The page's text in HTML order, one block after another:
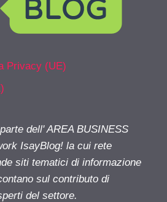
Privacy (UE)
dell' AREA BUSINESS
IsayBlog! la cui rete
siti tematici di informazione
sul contributo di
del settore.